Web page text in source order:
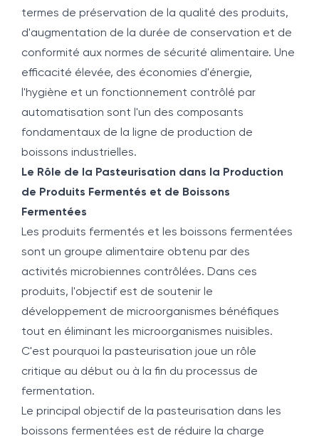
termes de préservation de la qualité des produits,
d'augmentation de la durée de conservation et de
conformité aux normes de sécurité alimentaire. Une
efficacité élevée, des économies d'énergie,
l'hygiène et un fonctionnement contrôlé par
automatisation sont l'un des composants
fondamentaux de la ligne de production de
boissons industrielles.
Le Rôle de la Pasteurisation dans la Production
de Produits Fermentés et de Boissons
Fermentées
Les produits fermentés et les boissons fermentées
sont un groupe alimentaire obtenu par des
activités microbiennes contrôlées. Dans ces
produits, l'objectif est de soutenir le
développement de microorganismes bénéfiques
tout en éliminant les microorganismes nuisibles.
C'est pourquoi la pasteurisation joue un rôle
critique au début ou à la fin du processus de
fermentation.
Le principal objectif de la pasteurisation dans les
boissons fermentées est de réduire la charge